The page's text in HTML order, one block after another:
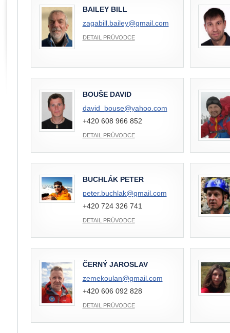
BAILEY BILL
zagabill.bailey@gmail.com
DETAIL PRŮVODCE
BOUŠE DAVID
david_bouse@yahoo.com
+420 608 966 852
DETAIL PRŮVODCE
BUCHLÁK PETER
peter.buchlak@gmail.com
+420 724 326 741
DETAIL PRŮVODCE
ČERNÝ JAROSLAV
zemekoulan@gmail.com
+420 606 092 828
DETAIL PRŮVODCE